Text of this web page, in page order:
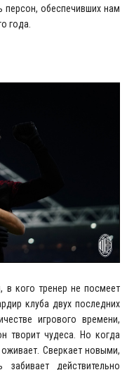
персон, обеспечивших нам
года.
в кого тренер не посмеет
клуба двух последних
игрового времени,
творит чудеса. Но когда
Сверкает новыми,
действительно